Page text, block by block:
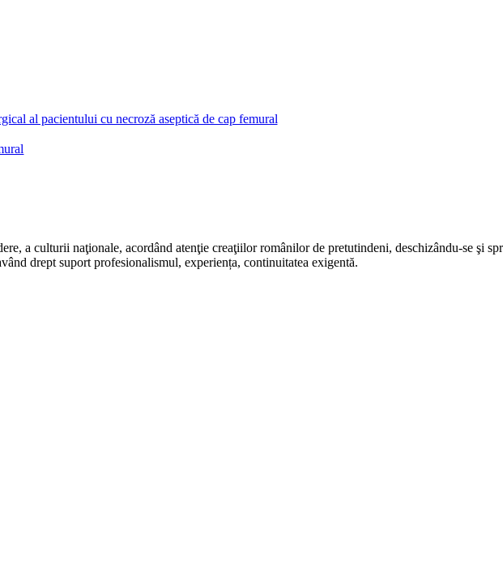
a culturii naţionale, acordând atenţie creaţiilor românilor de pretutindeni, deschizându-se şi
drept suport profesionalismul, experiența, continuitatea exigentă.